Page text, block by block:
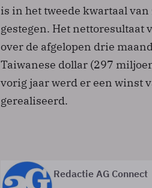
is in het tweede kwartaal
gestegen. Het nettoresultaat
over de afgelopen drie
Taiwanese dollar (297
vorig jaar werd er een winst
gerealiseerd.
Redactie AG Connect